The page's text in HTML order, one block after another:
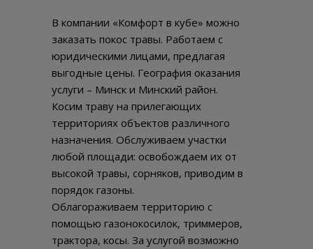
В компании «Комфорт в кубе» можно
заказать покос травы. Работаем с
юридическими лицами, предлагая
выгодные цены. География оказания
услуги – Минск и Минский район.
Косим траву на прилегающих
территориях объектов различного
назначения. Обслуживаем участки
любой площади: освобождаем их от
высокой травы, сорняков, приводим в
порядок газоны.
Облагораживаем территорию с
помощью газонокосилок, триммеров,
трактора, косы. За услугой возможно